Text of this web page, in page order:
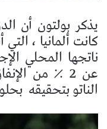
يذكر بولتون أن
ناتجها المحلي
عن 2 ٪ من
الناتو بتحقيقه